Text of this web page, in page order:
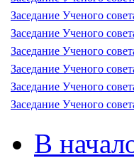
Заседание Ученого
Заседание Ученого
Заседание Ученого
Заседание Ученого
Заседание Ученого
Заседание Ученого
В